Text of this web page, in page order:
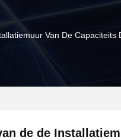
Van De
de de